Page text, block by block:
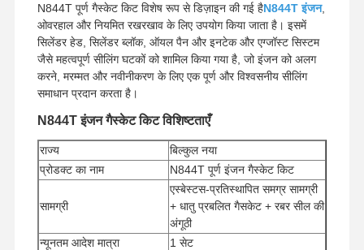
N844T पूर्ण गैस्केट किट विशेष रूप से डिज़ाइन की गई हैN844T इंजन,
ओवरहाल और नियमित रखरखाव के लिए उपयोग किया जाता है। इसमें
सिलेंडर हेड, सिलेंडर ब्लॉक, ऑयल पैन और इनटेक और एग्जॉस्ट सिस्टम
जैसे महत्वपूर्ण सीलिंग घटकों को शामिल किया गया है, जो इंजन को अलग
करने, मरम्मत और नवीनीकरण के लिए एक पूर्ण और विश्वसनीय सीलिंग
समाधान प्रदान करता है।
N844T इंजन गैस्केट किट विशिष्टताएँ
राज्य
बिल्कुल नया
प्रोडक्ट का नाम
N844T पूर्ण इंजन गैस्केट किट
सामग्री
एस्बेस्टस-प्रतिस्थापित समग्र सामग्री
+ धातु प्रबलित गैसकेट + रबर सील की
अंगूठी
न्यूनतम आदेश मात्रा
1 सेट